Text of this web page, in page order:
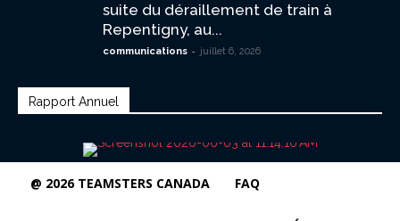
suite du déraillement de train à
Repentigny, au...
communications - juillet 6, 2026
Rapport Annuel
@ 2026 TEAMSTERS CANADA FAQ